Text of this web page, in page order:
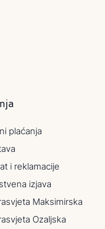
plaćanja
i reklamacije
izjava
Maksimirska
Ozaljska